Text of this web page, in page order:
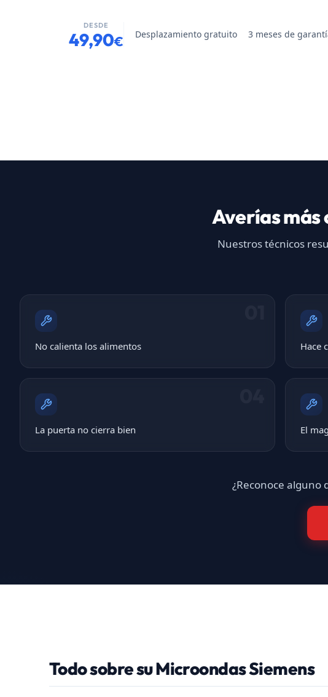
DESDE
49,90€ Desplazamiento gratuito 3 meses de
Averías más
Nuestros técnicos
No calienta los alimentos Hace
La puerta no cierra bien El
¿Reconoce alguno
Todo sobre su Microondas Siemens